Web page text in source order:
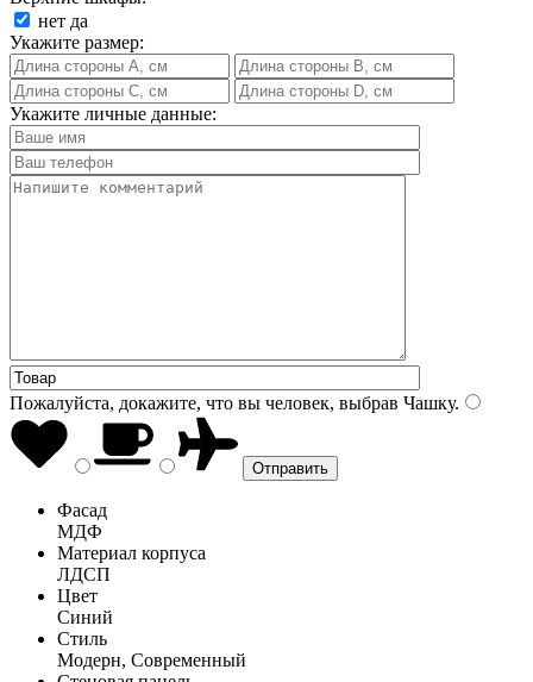
нет да
Укажите размер:
Укажите личные данные:
Пожалуйста, докажите, что вы человек, выбрав Чашку.
Фасад
МДФ
Материал корпуса
ЛДСП
Цвет
Синий
Стиль
Модерн, Современный